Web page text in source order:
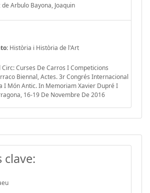
de Arbulo Bayona, Joaquin
Història i Història de l'Art
Circ: Curses De Carros I Competicions
Biennal, Actes. 3r Congrés Internacional
I Món Antic. In Memoriam Xavier Dupré I
16-19 De Novembre De 2016
clave: